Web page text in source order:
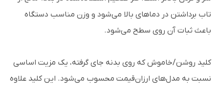
تاب برداشتن در دماهای بالا می‌شود و وزن مناسب دستگاه
باعث ثبات آن روی سطح می‌شود.
کلید روشن/خاموش که روی بدنه جای گرفته، یک مزیت اساسی
نسبت به مدل‌های ارزان‌قیمت محسوب می‌شود. این کلید علاوه